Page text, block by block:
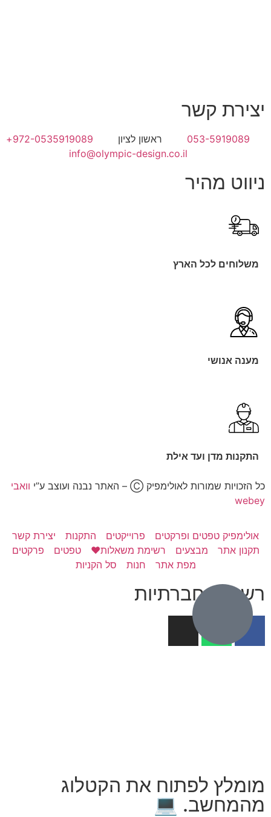
רשתות חברתיות
ניווט מהיר
משלוחים לכל הארץ
מענה אנושי
התקנות מדן ועד אילת
כל הזכויות שמורות לאולימפיק Ⓒ – האתר נבנה ועוצב ע”י
וואבי
webey
אולימפיק טפטים ופרקטים פרוייקטים התקנות
יצירת קשר
תקנון אתר
מבצעים רשימת משאלות❤️ טפטים
פרקטים
מפת אתר
חנות סל הקניות
יצירת קשר
053-5919089 ראשון לציון
972-0535919089+
info@olympic-design.co.il
מומלץ לפתוח את הקטלוג
מהמחשב. 💻